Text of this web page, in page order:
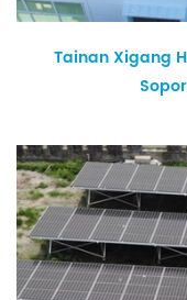
Tainan Xigang